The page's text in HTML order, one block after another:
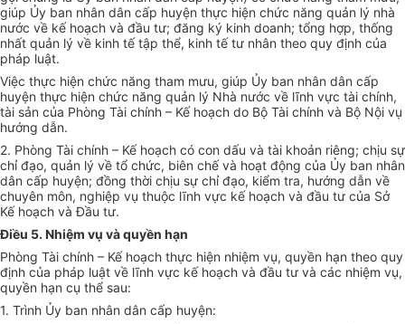
giúp Ủy ban nhân dân cấp huyện thực hiện chức năng quản lý nhà
nước về kế hoạch và đầu tư; đăng ký kinh doanh; tổng hợp, thống
nhất quản lý về kinh tế tập thể, kinh tế tư nhân theo quy định của
pháp luật.
Việc thực hiện chức năng tham mưu, giúp Ủy ban nhân dân cấp
huyện thực hiện chức năng quản lý Nhà nước về lĩnh vực tài chính,
tài sản của Phòng Tài chính – Kế hoạch do Bộ Tài chính và Bộ Nội vụ
hướng dẫn.
2. Phòng Tài chính – Kế hoạch có con dấu và tài khoản riêng; chịu sự
chỉ đạo, quản lý về tổ chức, biên chế và hoạt động của Ủy ban nhân
dân cấp huyện; đồng thời chịu sự chỉ đạo, kiểm tra, hướng dẫn về
chuyên môn, nghiệp vụ thuộc lĩnh vực kế hoạch và đầu tư của Sở
Kế hoạch và Đầu tư.
Điều 5. Nhiệm vụ và quyền hạn
Phòng Tài chính – Kế hoạch thực hiện nhiệm vụ, quyền hạn theo quy
định của pháp luật về lĩnh vực kế hoạch và đầu tư và các nhiệm vụ,
quyền hạn cụ thể sau:
1. Trình Ủy ban nhân dân cấp huyện: